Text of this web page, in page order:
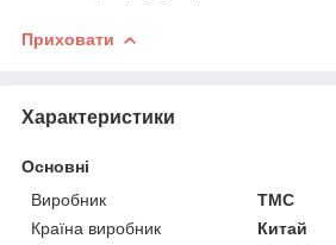
Приховати
Характеристики
Основні
Виробник
TMC
Країна виробник
Китай